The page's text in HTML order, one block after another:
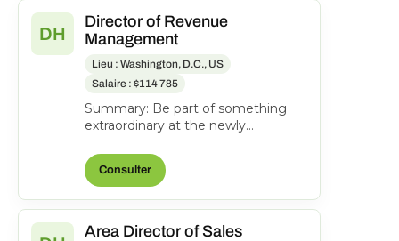
DH
Director of Revenue
Management
Lieu : Washington, D.C., US
Salaire : $114 785
Summary: Be part of something
extraordinary at the newly
Washington on Capitol Hill-an
iconi...
Consulter
Area Director of Sales